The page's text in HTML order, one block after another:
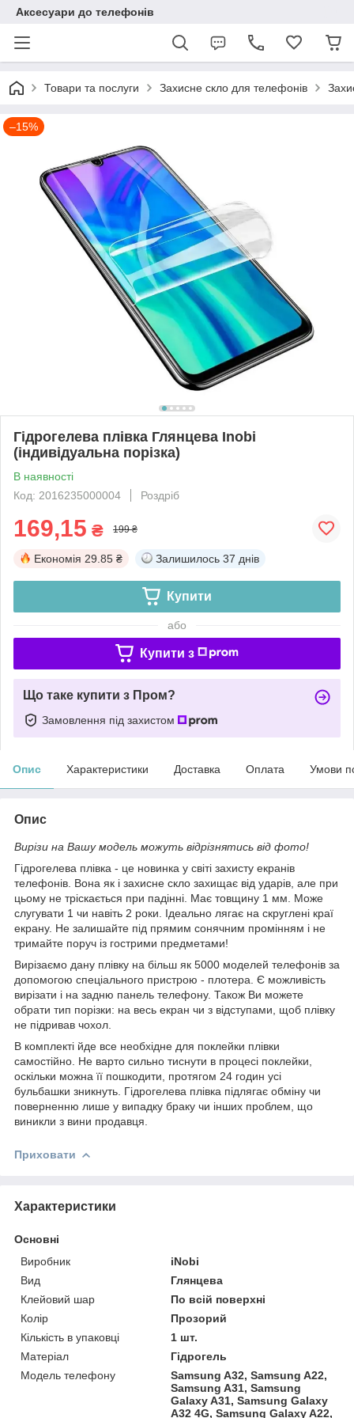
Аксесуари до телефонів
Товари та послуги Захисне скло для телефонів
–15%
Гідрогелева плівка Глянцева Inobi
(індивідуальна порізка)
В наявності
Код: 2016235000004
Роздріб
169,15 ₴ 199 ₴
Економія 29.85 ₴ Залишилось 37 днів
Купити
або
Купити з
Що таке купити з Пром?
Замовлення під захистом
Опис Характеристики Доставка Оплата Умови
Опис
Вирізи на Вашу модель можуть відрізнятись від фото!
Гідрогелева плівка - це новинка у світі захисту екранів
телефонів. Вона як і захисне скло захищає від ударів, але при
цьому не тріскається при падінні. Має товщину 1 мм. Може
слугувати 1 чи навіть 2 роки. Ідеально лягає на скруглені краї
екрану. Не залишайте під прямим сонячним промінням і не
тримайте поруч із гострими предметами!
Вирізаємо дану плівку на більш як 5000 моделей телефонів за
допомогою спеціального пристрою - плотера. Є можливість
вирізати і на задню панель телефону. Також Ви можете
обрати тип порізки: на весь екран чи з відступами, щоб плівку
не підривав чохол.
В комплекті йде все необхідне для поклейки плівки
самостійно. Не варто сильно тиснути в процесі поклейки,
оскільки можна її пошкодити, протягом 24 годин усі
бульбашки зникнуть. Гідрогелева плівка підлягає обміну чи
поверненню лише у випадку браку чи інших проблем, що
виникли з вини продавця.
Приховати
Характеристики
Основні
Виробник
iNobi
Вид
Глянцева
Клейовий шар
По всій поверхні
Колір
Прозорий
Кількість в упаковці
1 шт.
Матеріал
Гідрогель
Модель телефону
Samsung A32, Samsung A22,
Samsung A31, Samsung
Galaxy A31, Samsung Galaxy
A32 4G, Samsung Galaxy A22,